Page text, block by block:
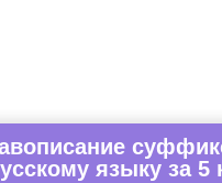
языку за 5